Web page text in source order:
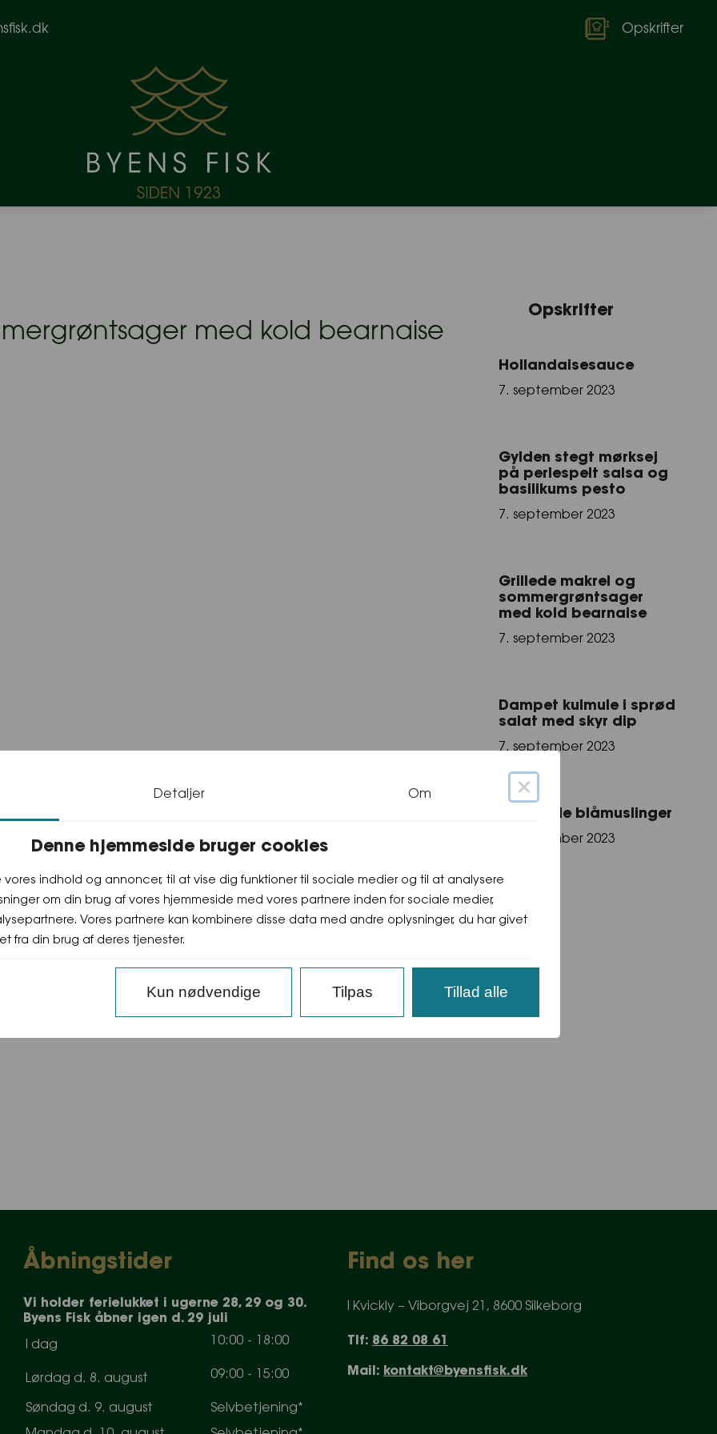
Opskrifter
med kold bearnaise
fileter, så er de lige klar til at ryge på en varm grill.
med salt og peber, det er vigtigt at komme fileterne på en
vend dem om de sidste 30 sekunder, så har du sprød stegt makrel
forårsløg klargøres og grilles ved direkte varme.
hakket estragon samt fint revet citronskal og sennep.
grøntsager, jordbær og radiser samt den kolde bearnaise, servere
Opskrifter
Hollandaisesauce
7. september 2023
Gylden stegt mørksej
på perlespelt salsa og
basilikums pesto
7. september 2023
Grillede makrel og
sommergrøntsager
med kold bearnaise
7. september 2023
Dampet kulmule i sprød
salat med skyr dip
7. september 2023
Dampede blåmuslinger
7. september 2023
Åbningstider
Vi holder ferielukket i ugerne 28, 29 og 30.
Byens Fisk åbner igen d. 29 juli
I dag 10:00 - 18:00
Lørdag d. 8. august 09:00 - 15:00
Søndag d. 9. august
Selvbetjening*
Find os her
I Kvickly – Viborgvej 21, 8600 Silkeborg
Tlf: 86 82 08 61
Mail: kontakt@byensfisk.dk
×
Detaljer Om
Denne hjemmeside bruger cookies
indhold og annoncer, til at vise dig funktioner til sociale medier og til at analysere
om din brug af vores hjemmeside med vores partnere inden for sociale medier,
Vores partnere kan kombinere disse data med andre oplysninger, du har givet
fra din brug af deres tjenester.
Kun nødvendige Tilpas Tillad alle